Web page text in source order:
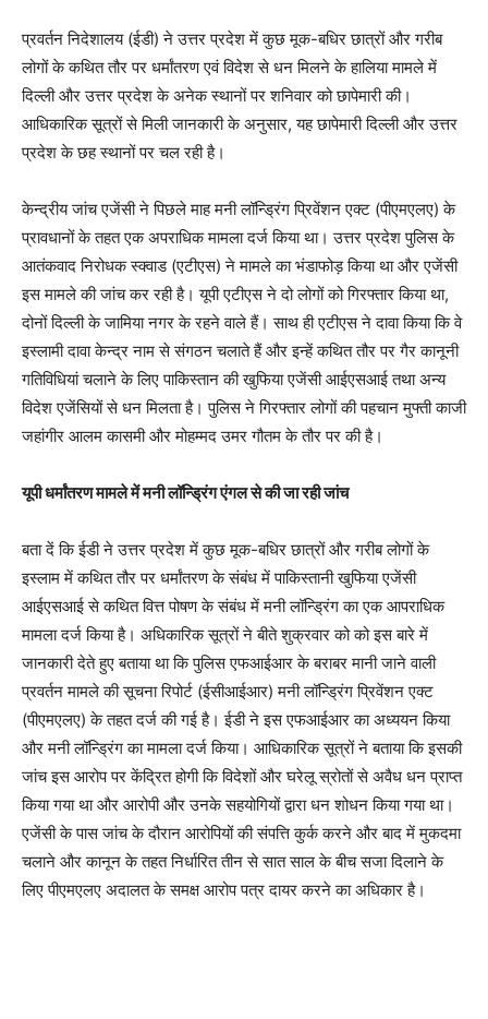
प्रवर्तन निदेशालय (ईडी) ने उत्तर प्रदेश में कुछ मूक-बधिर छात्रों और गरीब
लोगों के कथित तौर पर धर्मांतरण एवं विदेश से धन मिलने के हालिया मामले में
दिल्ली और उत्तर प्रदेश के अनेक स्थानों पर शनिवार को छापेमारी की।
आधिकारिक सूत्रों से मिली जानकारी के अनुसार, यह छापेमारी दिल्ली और उत्तर
प्रदेश के छह स्थानों पर चल रही है।
केन्द्रीय जांच एजेंसी ने पिछले माह मनी लॉन्ड्रिंग प्रिवेंशन एक्ट (पीएमएलए) के
प्रावधानों के तहत एक अपराधिक मामला दर्ज किया था। उत्तर प्रदेश पुलिस के
आतंकवाद निरोधक स्क्वाड (एटीएस) ने मामले का भंडाफोड़ किया था और एजेंसी
इस मामले की जांच कर रही है। यूपी एटीएस ने दो लोगों को गिरफ्तार किया था,
दोनों दिल्ली के जामिया नगर के रहने वाले हैं। साथ ही एटीएस ने दावा किया कि वे
इस्लामी दावा केन्द्र नाम से संगठन चलाते हैं और इन्हें कथित तौर पर गैर कानूनी
गतिविधियां चलाने के लिए पाकिस्तान की खुफिया एजेंसी आईएसआई तथा अन्य
विदेश एजेंसियों से धन मिलता है। पुलिस ने गिरफ्तार लोगों की पहचान मुफ्ती काजी
जहांगीर आलम कासमी और मोहम्मद उमर गौतम के तौर पर की है।
यूपी धर्मांतरण मामले में मनी लॉन्ड्रिंग एंगल से की जा रही जांच
बता दें कि ईडी ने उत्तर प्रदेश में कुछ मूक-बधिर छात्रों और गरीब लोगों के
इस्लाम में कथित तौर पर धर्मांतरण के संबंध में पाकिस्तानी खुफिया एजेंसी
आईएसआई से कथित वित्त पोषण के संबंध में मनी लॉन्ड्रिंग का एक आपराधिक
मामला दर्ज किया है। अधिकारिक सूत्रों ने बीते शुक्रवार को को इस बारे में
जानकारी देते हुए बताया था कि पुलिस एफआईआर के बराबर मानी जाने वाली
प्रवर्तन मामले की सूचना रिपोर्ट (ईसीआईआर) मनी लॉन्ड्रिंग प्रिवेंशन एक्ट
(पीएमएलए) के तहत दर्ज की गई है। ईडी ने इस एफआईआर का अध्ययन किया
और मनी लॉन्ड्रिंग का मामला दर्ज किया। आधिकारिक सूत्रों ने बताया कि इसकी
जांच इस आरोप पर केंद्रित होगी कि विदेशों और घरेलू स्रोतों से अवैध धन प्राप्त
किया गया था और आरोपी और उनके सहयोगियों द्वारा धन शोधन किया गया था।
एजेंसी के पास जांच के दौरान आरोपियों की संपत्ति कुर्क करने और बाद में मुकदमा
चलाने और कानून के तहत निर्धारित तीन से सात साल के बीच सजा दिलाने के
लिए पीएमएलए अदालत के समक्ष आरोप पत्र दायर करने का अधिकार है।